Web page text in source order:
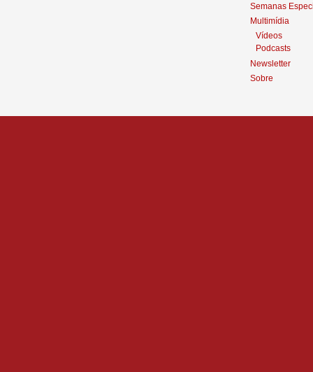
Semanas
Multimídia
Vídeos
Podcasts
Newsletter
Sobre